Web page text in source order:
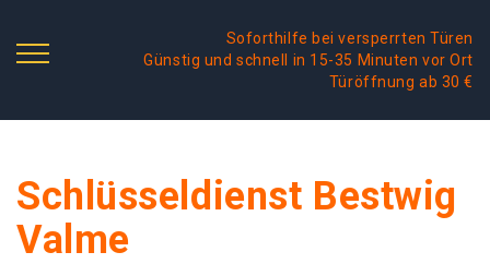
Soforthilfe bei versperrten Türen
Günstig und schnell in 15-35 Minuten vor Ort
Türöffnung ab 30 €
Schlüsseldienst Bestwig
Valme